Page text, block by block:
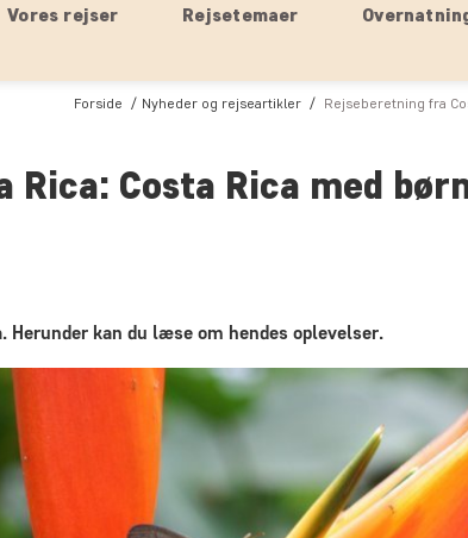
Vores rejser Rejsetemaer
Forside Nyheder og rejseartikler Rejseberetning fra
Costa Rica med
Herunder kan du læse om hendes oplevelser.